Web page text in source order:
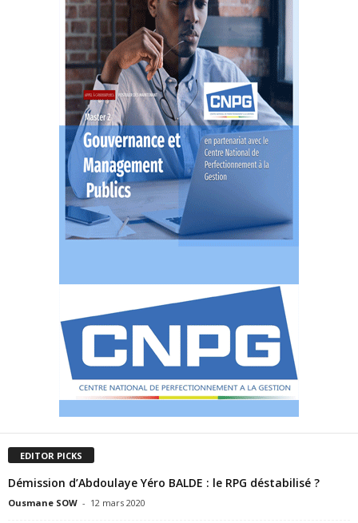
EDITOR PICKS
Démission d’Abdoulaye Yéro BALDE : le RPG déstabilisé ?
Ousmane SOW - 12 mars 2020